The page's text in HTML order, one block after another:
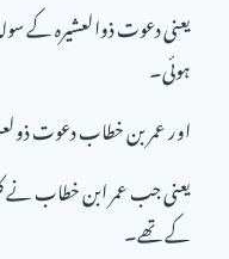
ہوئی۔
اور عمر بن خطاب دعوت ذولعشیرہ کے
کے تھے۔